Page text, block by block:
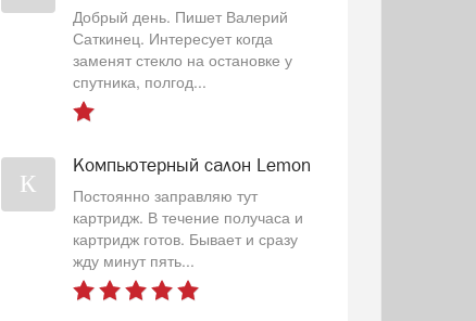
Добрый день. Пишет Валерий
Саткинец. Интересует когда
заменят стекло на остановке у
спутника, полгод...
К
Компьютерный салон Lemon
Постоянно заправляю тут
картридж. В течение получаса и
картридж готов. Бывает и сразу
жду минут пять...